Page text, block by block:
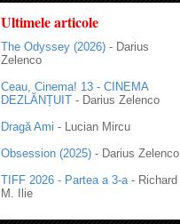
Ultimele articole
The Odyssey (2026) - Darius
Zelenco
Ceau, Cinema! 13 - CINEMA
DEZLĂNȚUIT - Darius Zelenco
Dragă Ami - Lucian Mircu
Obsession (2025) - Darius Zelenco
TIFF 2026 - Partea a 3-a - Richard
M. Ilie